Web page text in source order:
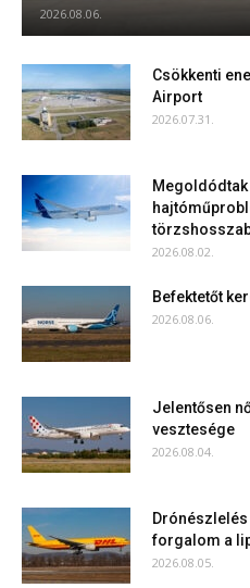
2026.08.06.
Csökkenti
Airport
2026.07.31.
2026.08.02.
Befektetőt
2026.08.06.
Jelentősen
vesztesége
2026.08.04.
forgalom a
2026.08.05.